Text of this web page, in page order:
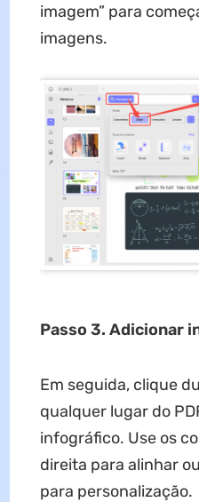
imagem” para
imagens.
Passo 3. Adicionar
Em seguida, clique
qualquer lugar do
infográfico. Use os
direita para alinhar
para personalização.